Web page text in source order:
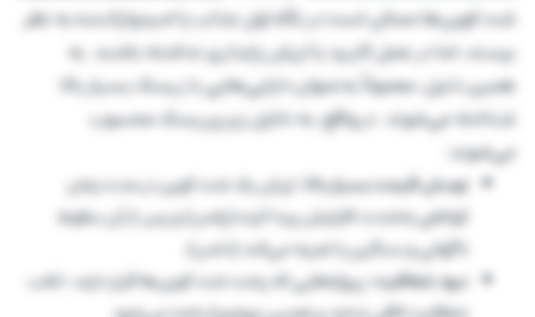
شت کوین‌ها ممکن است در نگاه اول جذاب یا امیدوارکننده به نظر
برسند، اما در عمل کاربرد یا ارزش پایداری نداشته باشند. به
همین دلیل، معمولاً به‌عنوان دارایی‌هایی با ریسک بسیار بالا
شناخته می‌شوند. در واقع، به دلایل زیر پرریسک محسوب
می‌شوند:
نوسان قیمت بسیار بالا: ارزش یک شت کوین در مدت زمان
کوتاهی به‌شدت افزایش پیدا کرده (پامپ) و پس از آن سقوط
ناگهانی و سنگین را تجربه می‌کند (دامپ).
نبود شفافیت: پروژه‌هایی که پشت شت کوین‌ها قرار دارند، اغلب